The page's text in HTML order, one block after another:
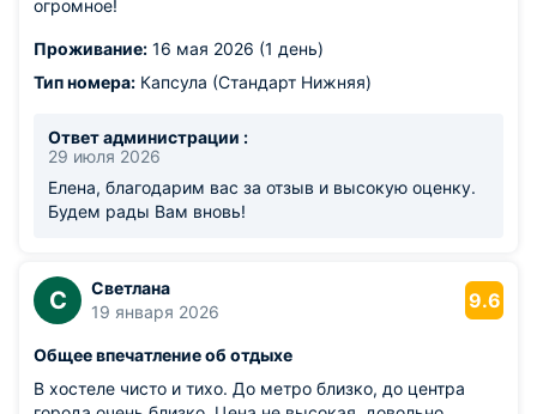
огромное!
Проживание: 16 мая 2026 (1 день)
Тип номера: Капсула (Стандарт Нижняя)
Ответ администрации :
29 июля 2026
Елена, благодарим вас за отзыв и высокую оценку.
Будем рады Вам вновь!
С
Светлана
19 января 2026
9.6
Общее впечатление об отдыхе
В хостеле чисто и тихо. До метро близко, до центра